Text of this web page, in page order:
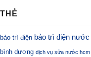
THẺ
bảo trì điện bảo trì điện nước
bình dương dịch vụ sửa nước hcm